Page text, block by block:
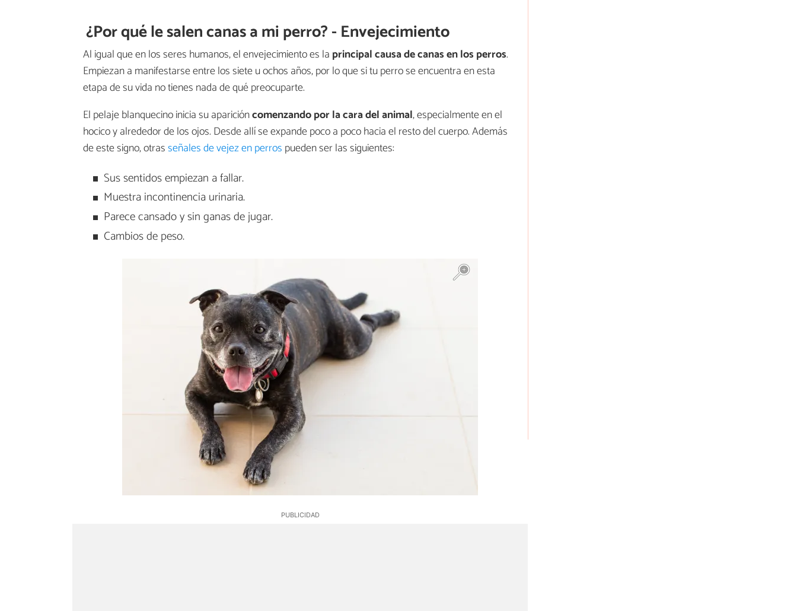
¿Por qué le salen canas a mi perro? - Envejecimiento
Al igual que en los seres humanos, el envejecimiento es la principal causade canas en los perros.
Empiezan a manifestarse entre los siete u ochos años, por lo que si tu perro se encuentra en esta
etapa de su vida no tienes nada de qué preocuparte.
El pelaje blanquecino inicia su aparicióncomenzando por la cara del animal, especialmente en el
hocico y alrededor de los ojos. Desde allí se expande poco a poco hacia el resto del cuerpo. Además
de este signo, otrasseñales de vejez en perros pueden ser las siguientes:
Sus sentidos empiezan a fallar.
Muestra incontinencia urinaria.
Parece cansado y sin ganas de jugar.
Cambios de peso.